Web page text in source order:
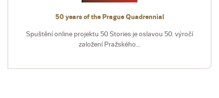
50 years of the Prague Quadrennial
Spuštění online projektu 50 Stories je oslavou 50. výročí
založení Pražského...